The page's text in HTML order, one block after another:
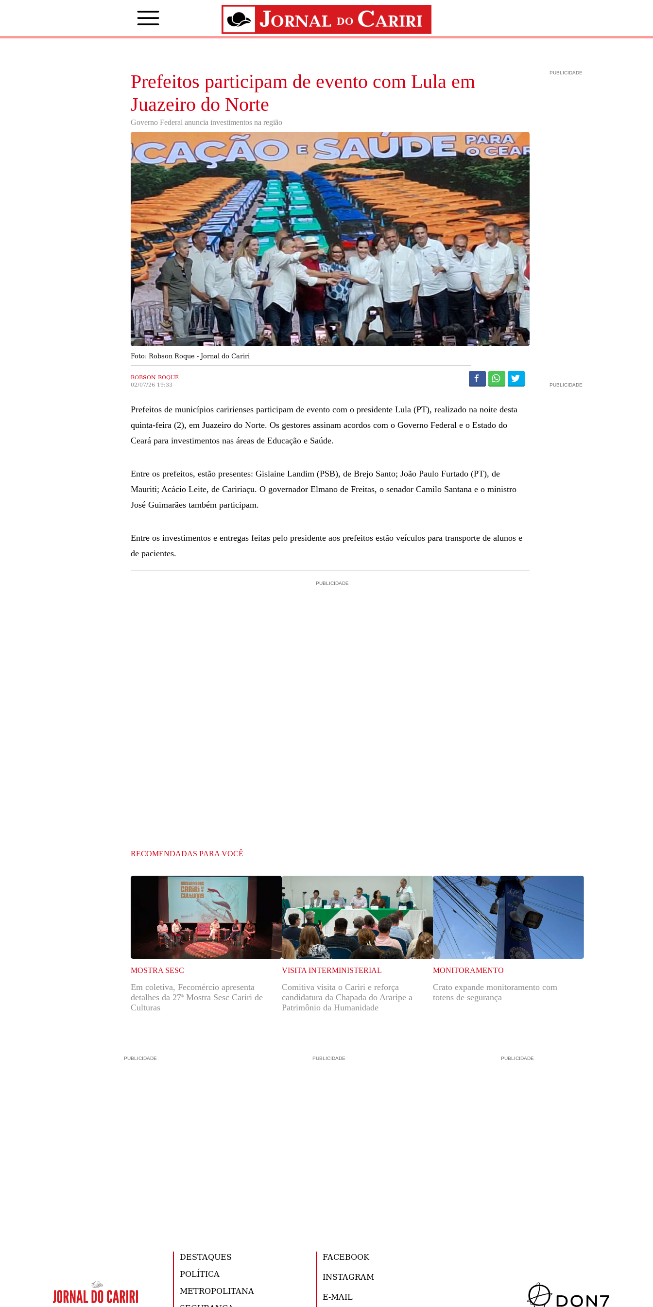
Prefeitos participam de evento com Lula em
Juazeiro do Norte
Governo Federal anuncia investimentos na região
Foto: Robson Roque - Jornal do Cariri
ROBSON ROQUE
02/07/26 19:33
Prefeitos de municípios caririenses participam de evento com o presidente Lula (PT), realizado na noite desta
quinta-feira (2), em Juazeiro do Norte. Os gestores assinam acordos com o Governo Federal e o Estado do
Ceará para investimentos nas áreas de Educação e Saúde.
Entre os prefeitos, estão presentes: Gislaine Landim (PSB), de Brejo Santo; João Paulo Furtado (PT), de
Mauriti; Acácio Leite, de Caririaçu. O governador Elmano de Freitas, o senador Camilo Santana e o ministro
José Guimarães também participam.
Entre os investimentos e entregas feitas pelo presidente aos prefeitos estão veículos para transporte de alunos e
de pacientes.
PUBLICIDADE
PUBLICIDADE
PUBLICIDADE
RECOMENDADAS PARA VOCÊ
MOSTRA SESC
Em coletiva, Fecomércio apresenta
detalhes da 27ª Mostra Sesc Cariri de
Culturas
VISITA INTERMINISTERIAL
Comitiva visita o Cariri e reforça
candidatura da Chapada do Araripe a
Patrimônio da Humanidade
MONITORAMENTO
Crato expande monitoramento com
totens de segurança
PUBLICIDADE PUBLICIDADE PUBLICIDADE
DESTAQUES
POLÍTICA
METROPOLITANA
FACEBOOK
INSTAGRAM
E-MAIL